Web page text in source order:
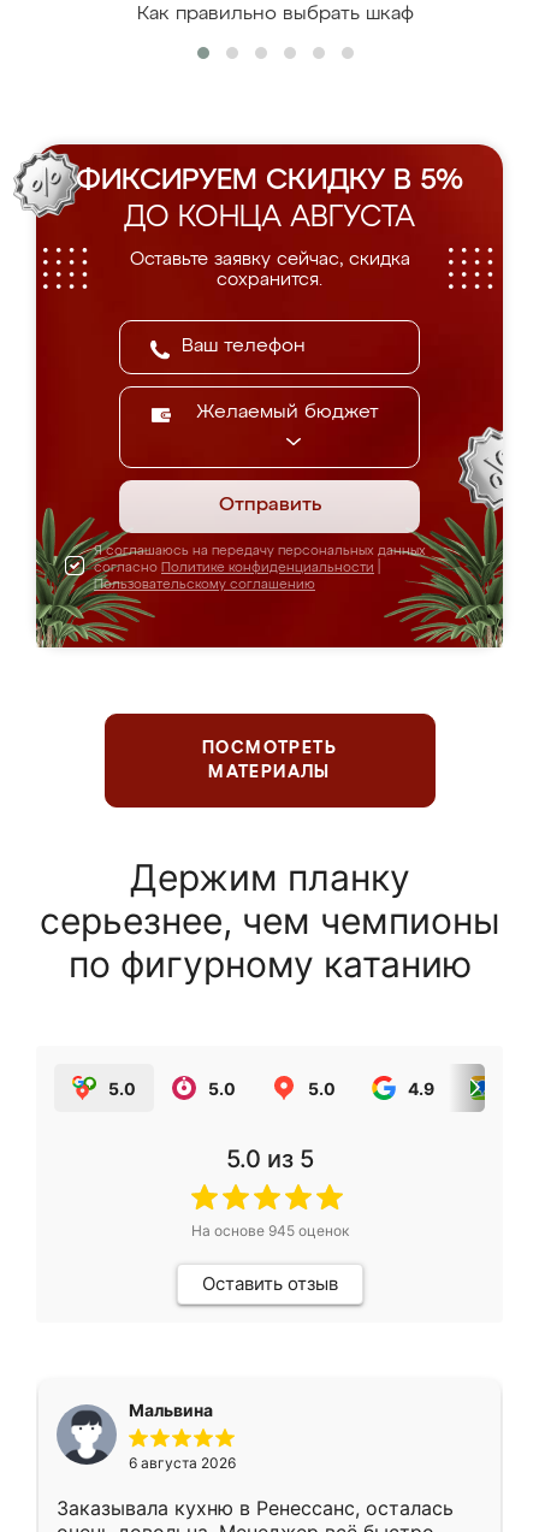
Как правильно выбрать шкаф
ФИКСИРУЕМ СКИДКУ В 5%
ДО КОНЦА АВГУСТА
Оставьте заявку сейчас, скидка
сохранится.
Желаемый бюджет
Отправить
Я соглашаюсь на передачу персональных данных
согласно Политике конфиденциальности
Пользовательскому соглашению
ПОСМОТРЕТЬ
МАТЕРИАЛЫ
Держим планку
серьезнее, чем чемпионы
по фигурному катанию
5.0 5.0 5.0 4.9
5.0 из 5
На основе 945оценок
Оставить отзыв
Мальвина
6 августа 2026
Заказывала кухню в Ренессанс, осталась